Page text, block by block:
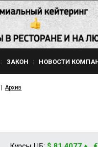
ЗАКОН НОВОСТИ
Архив